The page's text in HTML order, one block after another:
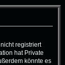
registriert
hat Private
könnte es